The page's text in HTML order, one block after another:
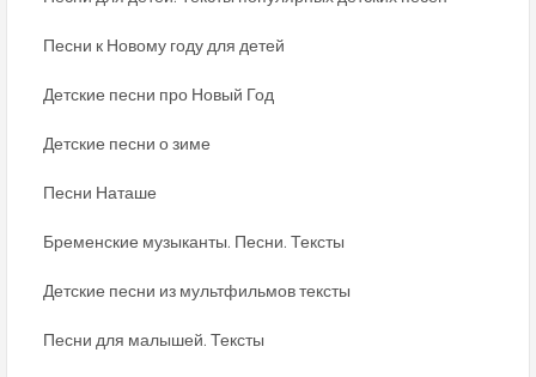
Песни к Новому году для детей
Детские песни про Новый Год
Детские песни о зиме
Песни Наташе
Бременские музыканты. Песни. Тексты
Детские песни из мультфильмов тексты
Песни для малышей. Тексты